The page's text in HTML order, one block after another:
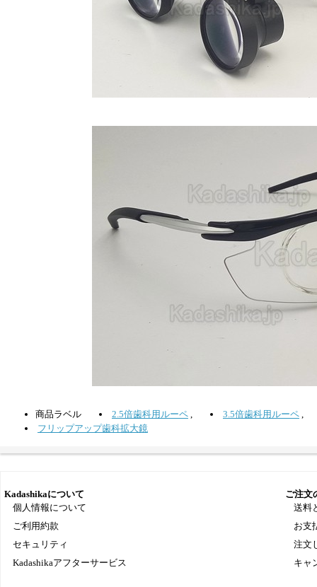
商品ラベル 2.5倍歯科用ルーペ , 3.5倍歯科用ルーペ ,
フリップアップ歯科拡大鏡
Kadashikaについて
個人情報について
ご利用約款
セキュリティ
Kadashikaアフターサービス
ご注文
送料
お支
注文
キャ